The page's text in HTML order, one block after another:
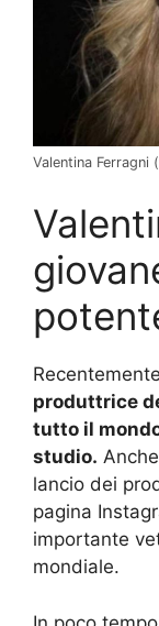
Valentina Ferragni
produttrice
tutto il
studio.
lancio dei
pagina
importante
mondiale.